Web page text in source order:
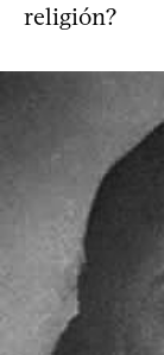
religión?